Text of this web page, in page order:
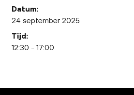
Datum:
24 september 2025
Tijd:
12:30 - 17:00